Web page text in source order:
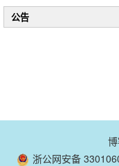
公告
浙公网安备